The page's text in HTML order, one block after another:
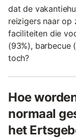
dat de
reizigers naar op
faciliteiten die
(93%), barbecue
toch?
Hoe
normaal
het